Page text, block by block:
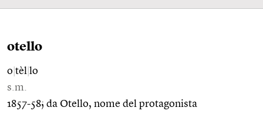
otello
o tèl lo
s.m.
1857-58; da Otello, nome del protagonista